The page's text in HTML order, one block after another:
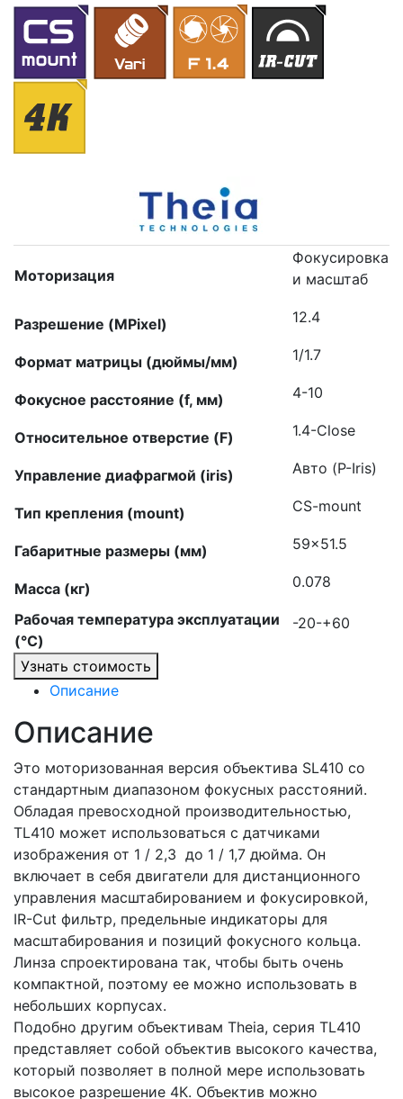
Моторизация
Фокусировка
и масштаб
Разрешение (MPixel) 12.4
Формат матрицы (дюймы/мм) 1/1.7
Фокусное расстояние (f, мм) 4-10
Относительное отверстие (F) 1.4-Close
Управление диафрагмой (iris) Авто (P-Iris)
Тип крепления (mount) CS-mount
Габаритные размеры (мм) 59×51.5
Масса (кг) 0.078
Рабочая температура эксплуатации
(°C)
-20-+60
Узнать стоимость
Описание
Описание
Это моторизованная версия объектива SL410 со
стандартным диапазоном фокусных расстояний.
Обладая превосходной производительностью,
TL410 может использоваться с датчиками
изображения от 1 / 2,3 до 1 / 1,7 дюйма. Он
включает в себя двигатели для дистанционного
управления масштабированием и фокусировкой,
IR-Cut фильтр, предельные индикаторы для
масштабирования и позиций фокусного кольца.
Линза спроектирована так, чтобы быть очень
компактной, поэтому ее можно использовать в
небольших корпусах.
Подобно другим объективам Theia, серия TL410
представляет собой объектив высокого качества,
который позволяет в полной мере использовать
высокое разрешение 4К. Объектив можно